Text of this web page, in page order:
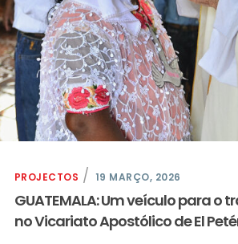
PROJECTOS 19 MARÇO, 2026
GUATEMALA: Um veículo para o
no Vicariato Apostólico de El